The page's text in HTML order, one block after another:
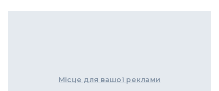
Місце для вашої реклами